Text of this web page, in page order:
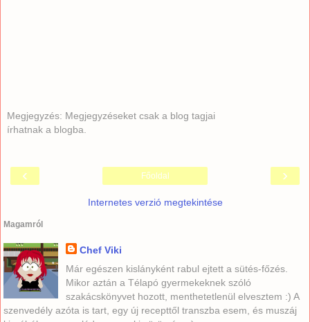
Megjegyzés: Megjegyzéseket csak a blog tagjai
írhatnak a blogba.
‹ ›
Főoldal
Internetes verzió megtekintése
Magamról
Chef Viki
Már egészen kislányként rabul ejtett a sütés-főzés.
Mikor aztán a Télapó gyermekeknek szóló
szakácskönyvet hozott, menthetetlenül elvesztem :) A
szenvedély azóta is tart, egy új recepttől transzba esem, és muszáj